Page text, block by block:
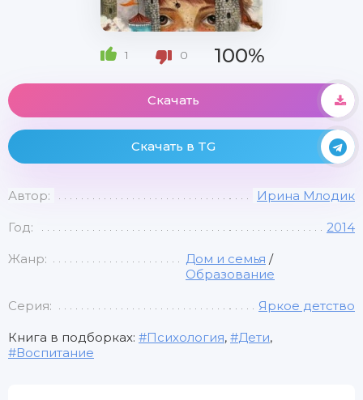
1 0 100%
Скачать
Скачать в TG
Автор: Ирина Млодик
Год: 2014
Жанр: Дом и семья /
Образование
Серия: Яркое детство
Книга в подборках: Психология, Дети,
Воспитание